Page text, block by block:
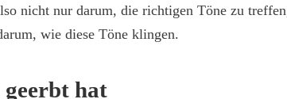
nicht nur darum, die richtigen Töne zu
wie diese Töne klingen.
hat